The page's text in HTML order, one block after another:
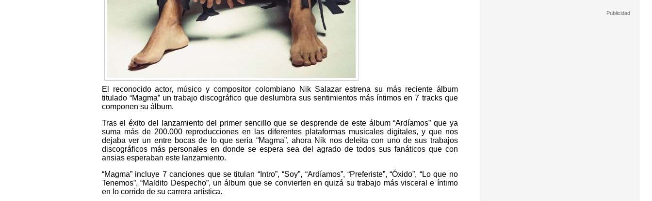
El reconocido actor, músico y compositor colombiano Nik Salazar estrena su más reciente álbum
titulado “Magma” un trabajo discográfico que deslumbra sus sentimientos más íntimos en 7 tracks que
componen su álbum.
Tras el éxito del lanzamiento del primer sencillo que se desprende de este álbum “Ardíamos” que ya
suma más de 200.000 reproducciones en las diferentes plataformas musicales digitales, y que nos
dejaba ver un entre bocas de lo que sería “Magma”, ahora Nik nos deleita con uno de sus trabajos
discográficos más personales en donde se espera sea del agrado de todos sus fanáticos que con
ansias esperaban este lanzamiento.
“Magma” incluye 7 canciones que se titulan “Intro”, “Soy”, “Ardíamos”, “Preferiste”, “Óxido”, “Lo que no
Tenemos”, “Maldito Despecho”, un álbum que se convierten en quizá su trabajo más visceral e íntimo
en lo corrido de su carrera artística.